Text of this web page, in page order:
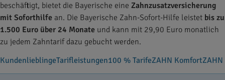
beschäftigt, bietet die Bayerische eine Zahnzusatzversicherung
mit Soforthilfe an. Die Bayerische Zahn-Sofort-Hilfe leistet bis zu
1.500 Euro über 24 Monate und kann mit 29,90 Euro monatlich
zu jedem Zahntarif dazu gebucht werden.
KundenlieblingeTarifleistungen100 % TarifeZAHN Komfort